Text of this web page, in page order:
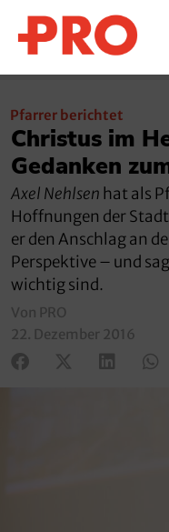
Pfarrer berichtet
Christus im
Gedanken
Axel Nehlsen hat als
Hoffnungen der
er den Anschlag an
Perspektive – und
wichtig sind.
Von PRO
22. Dezember 2016